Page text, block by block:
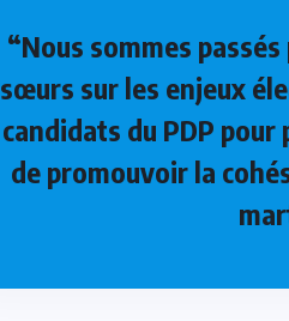
“Nous sommes
sœurs sur les enjeux
candidats du PDP
de promouvoir la